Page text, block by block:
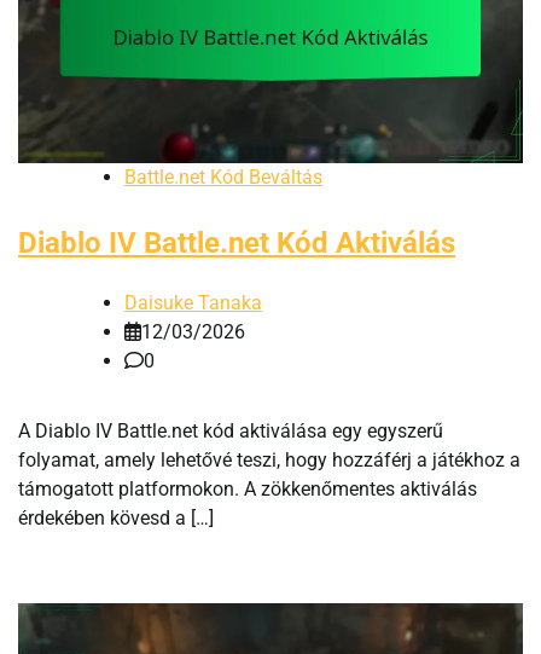
Battle.net Kód Beváltás
Diablo IV Battle.net Kód Aktiválás
Daisuke Tanaka
12/03/2026
0
A Diablo IV Battle.net kód aktiválása egy egyszerű
folyamat, amely lehetővé teszi, hogy hozzáférj a játékhoz a
támogatott platformokon. A zökkenőmentes aktiválás
érdekében kövesd a […]